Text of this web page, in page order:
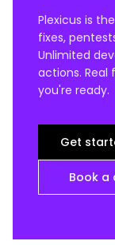
Plexicus is
fixes,
Unlimited
actions.
you're ready.
Get
Book a